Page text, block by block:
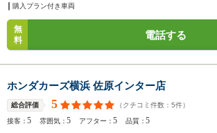
購入プラン付き車両
無
料
電話する
ホンダカーズ横浜 佐原インター店
総合評価 5 （クチコミ件数： 5件）
接客：5 雰囲気：5 アフター：5 品質：5